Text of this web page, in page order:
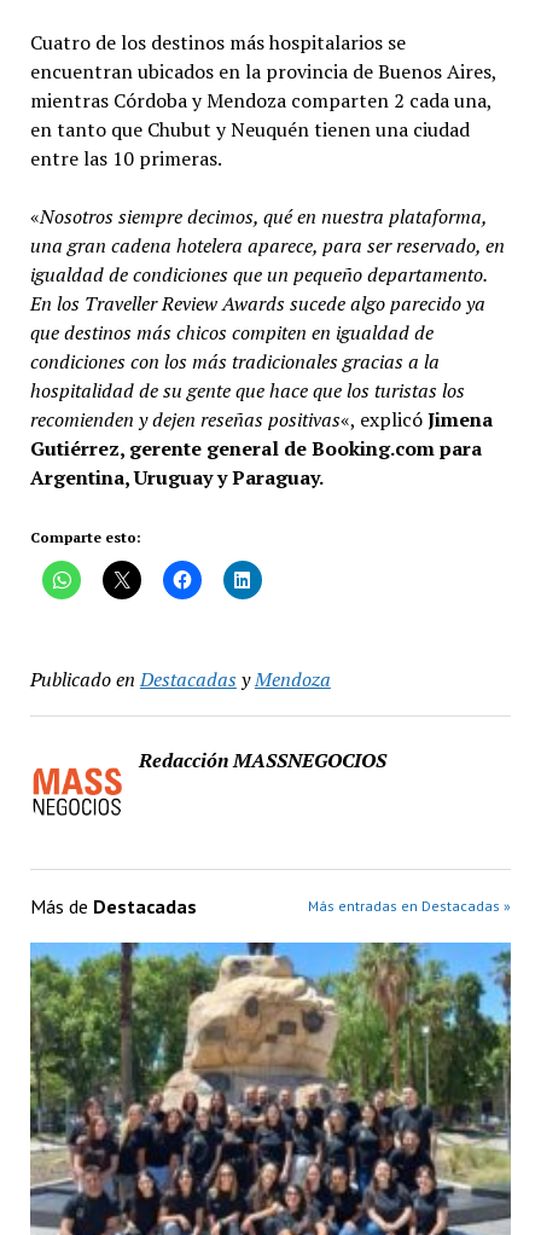
Cuatro de los destinos más hospitalarios se
encuentran ubicados en la provincia de Buenos Aires,
mientras Córdoba y Mendoza comparten 2 cada una,
en tanto que Chubut y Neuquén tienen una ciudad
entre las 10 primeras.
«Nosotros siempre decimos, qué en nuestra plataforma,
una gran cadena hotelera aparece, para ser reservado, en
igualdad de condiciones que un pequeño departamento.
En los Traveller Review Awards sucede algo parecido ya
que destinos más chicos compiten en igualdad de
condiciones con los más tradicionales gracias a la
hospitalidad de su gente que hace que los turistas los
recomienden y dejen reseñas positivas«, explicóJimena
Gutiérrez, gerente general de Booking.com para
Argentina, Uruguay y Paraguay.
Comparte esto:
Publicado en DestacadasyMendoza
Redacción MASSNEGOCIOS
Más de Destacadas Más entradas en Destacadas »